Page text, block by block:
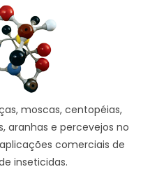
moscas, centopéias,
aranhas e percevejos no
comerciais de
inseticidas.